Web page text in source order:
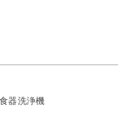
食器洗浄機